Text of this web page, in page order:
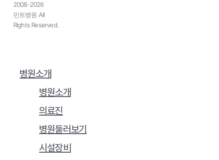
2008-2026
민트병원 All
Rights Reserved.
병원소개
병원소개
의료진
병원둘러보기
시설장비